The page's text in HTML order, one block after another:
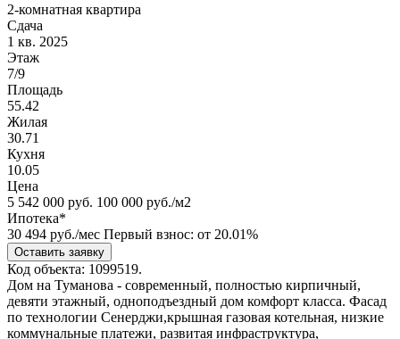
2-комнатная квартира
Сдача
1 кв. 2025
Этаж
7/9
Площадь
55.42
Жилая
30.71
Кухня
10.05
Цена
5 542 000 руб. 100 000 руб./м2
Ипотека*
30 494 руб./мес Первый взнос: от 20.01%
Оставить заявку
Код объекта: 1099519.
Дом на Туманова - современный, полностью кирпичный,
девяти этажный, одноподъездный дом комфорт класса. Фасад
по технологии Сенерджи,крышная газовая котельная, низкие
коммунальные платежи, развитая инфраструктура,